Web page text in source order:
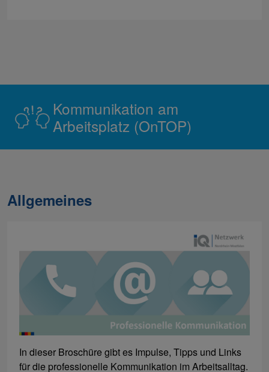
Kommunikation am
Arbeitsplatz (OnTOP)
Allgemeines
In dieser Broschüre gibt es Impulse, Tipps und Links
für die professionelle Kommunikation im Arbeitsalltag.